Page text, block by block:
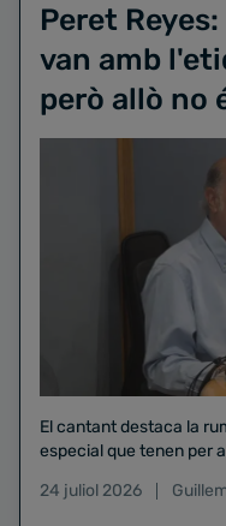
Peret
van amb
però allò no
El cantant destaca la
especial que tenen per
24 juliol 2026